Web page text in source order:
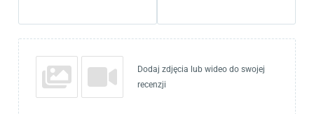
Dodaj zdjęcia lub wideo do swojej
recenzji